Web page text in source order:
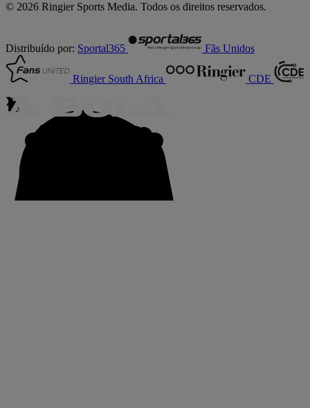
© 2026 Ringier Sports Media. Todos os direitos reservados.
Distribuído por: Sportal365 Fãs Unidos
Ringier South Africa CDE